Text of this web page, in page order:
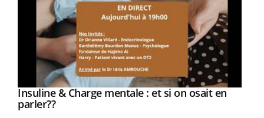
Youtube
Insuline & Charge mentale : et si on osait en
parler??Youtube